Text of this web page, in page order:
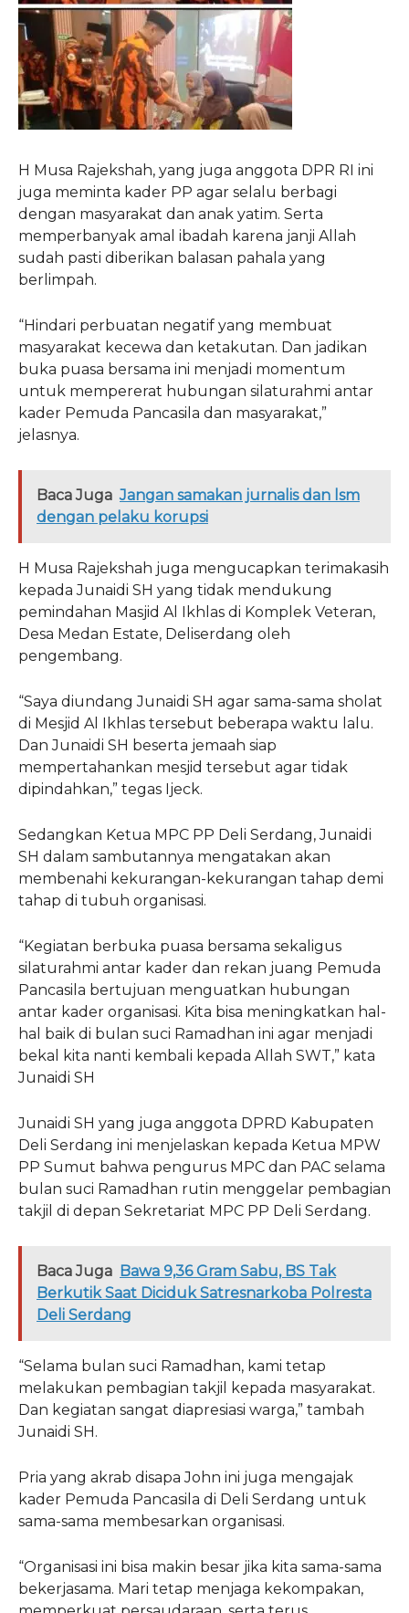
H Musa Rajekshah, yang juga anggota DPR RI ini
juga meminta kader PP agar selalu berbagi
dengan masyarakat dan anak yatim. Serta
memperbanyak amal ibadah karena janji Allah
sudah pasti diberikan balasan pahala yang
berlimpah.
“Hindari perbuatan negatif yang membuat
masyarakat kecewa dan ketakutan. Dan jadikan
buka puasa bersama ini menjadi momentum
untuk mempererat hubungan silaturahmi antar
kader Pemuda Pancasila dan masyarakat,”
jelasnya.
Baca Juga Jangan samakan jurnalis dan lsm
dengan pelaku korupsi
H Musa Rajekshah juga mengucapkan terimakasih
kepada Junaidi SH yang tidak mendukung
pemindahan Masjid Al Ikhlas di Komplek Veteran,
Desa Medan Estate, Deliserdang oleh
pengembang.
“Saya diundang Junaidi SH agar sama-sama sholat
di Mesjid Al Ikhlas tersebut beberapa waktu lalu.
Dan Junaidi SH beserta jemaah siap
mempertahankan mesjid tersebut agar tidak
dipindahkan,” tegas Ijeck.
Sedangkan Ketua MPC PP Deli Serdang, Junaidi
SH dalam sambutannya mengatakan akan
membenahi kekurangan-kekurangan tahap demi
tahap di tubuh organisasi.
“Kegiatan berbuka puasa bersama sekaligus
silaturahmi antar kader dan rekan juang Pemuda
Pancasila bertujuan menguatkan hubungan
antar kader organisasi. Kita bisa meningkatkan hal-
hal baik di bulan suci Ramadhan ini agar menjadi
bekal kita nanti kembali kepada Allah SWT,” kata
Junaidi SH
Junaidi SH yang juga anggota DPRD Kabupaten
Deli Serdang ini menjelaskan kepada Ketua MPW
PP Sumut bahwa pengurus MPC dan PAC selama
bulan suci Ramadhan rutin menggelar pembagian
takjil di depan Sekretariat MPC PP Deli Serdang.
Baca Juga Bawa 9,36 Gram Sabu, BS Tak
Berkutik Saat Diciduk Satresnarkoba Polresta
Deli Serdang
“Selama bulan suci Ramadhan, kami tetap
melakukan pembagian takjil kepada masyarakat.
Dan kegiatan sangat diapresiasi warga,” tambah
Junaidi SH.
Pria yang akrab disapa John ini juga mengajak
kader Pemuda Pancasila di Deli Serdang untuk
sama-sama membesarkan organisasi.
“Organisasi ini bisa makin besar jika kita sama-sama
bekerjasama. Mari tetap menjaga kekompakan,